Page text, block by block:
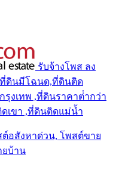
รับจ้างโพส ลง
ที่ดินมีโฉนด,ที่ดินติด
งเทพ ,ที่ดินราคาต่ํากว่า
เขา ,ที่ดินติดแม่น้ำ
อสังหาด่วน, โพสต์ขาย
ยบ้าน